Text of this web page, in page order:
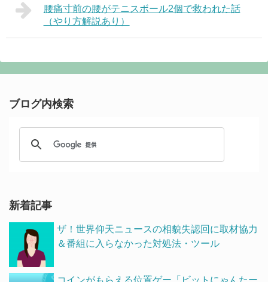
腰痛寸前の腰がテニスボール2個で救われた話
（やり方解説あり）
ブログ内検索
新着記事
ザ！世界仰天ニュースの相貌失認回に取材協力
＆番組に入らなかった対処法・ツール
コインがもらえる位置ゲー「ビットにゃんたー